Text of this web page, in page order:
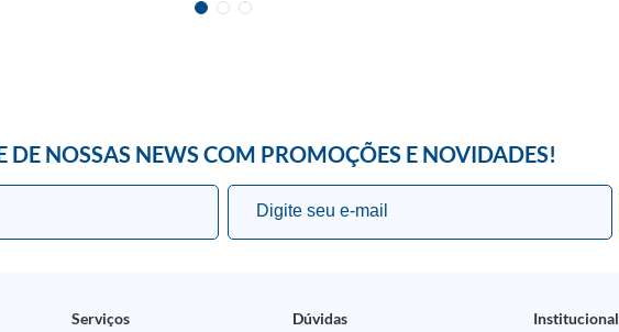
DE NOSSAS NEWS COM PROMOÇÕES E NOVIDADES!
Serviços Dúvidas Institucional